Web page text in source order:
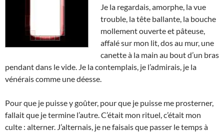
Je la regardais, amorphe, la vue
trouble, la tête ballante, la bouche
mollement ouverte et pâteuse,
affalé sur mon lit, dos au mur, une
canette à la main au bout d’un bras
pendant dans le vide. Je la contemplais, je l’admirais, je la
vénérais comme une déesse.
Pour que je puisse y goûter, pour que je puisse me prosterner,
fallait que je termine l’autre. C’était mon rituel, c’était mon
culte : alterner. J’alternais, je ne faisais que passer le temps à